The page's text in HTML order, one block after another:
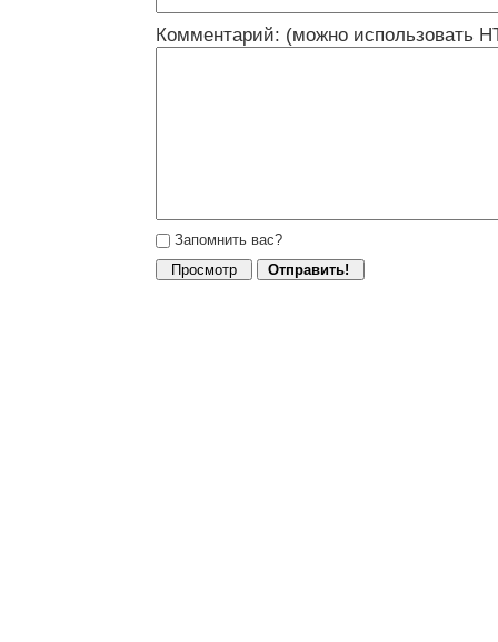
Комментарий: (можно использовать
Запомнить вас?